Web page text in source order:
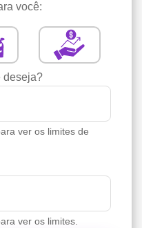
você:
deseja?
ver os limites de
ver os limites.